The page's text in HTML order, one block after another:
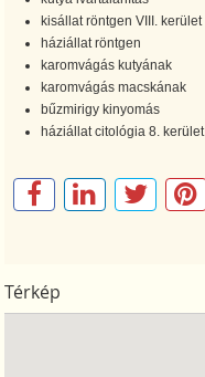
kisállat röntgen VIII. kerület
háziállat röntgen
karomvágás kutyának
karomvágás macskának
bűzmirigy kinyomás
háziállat citológia 8. kerület
Térkép